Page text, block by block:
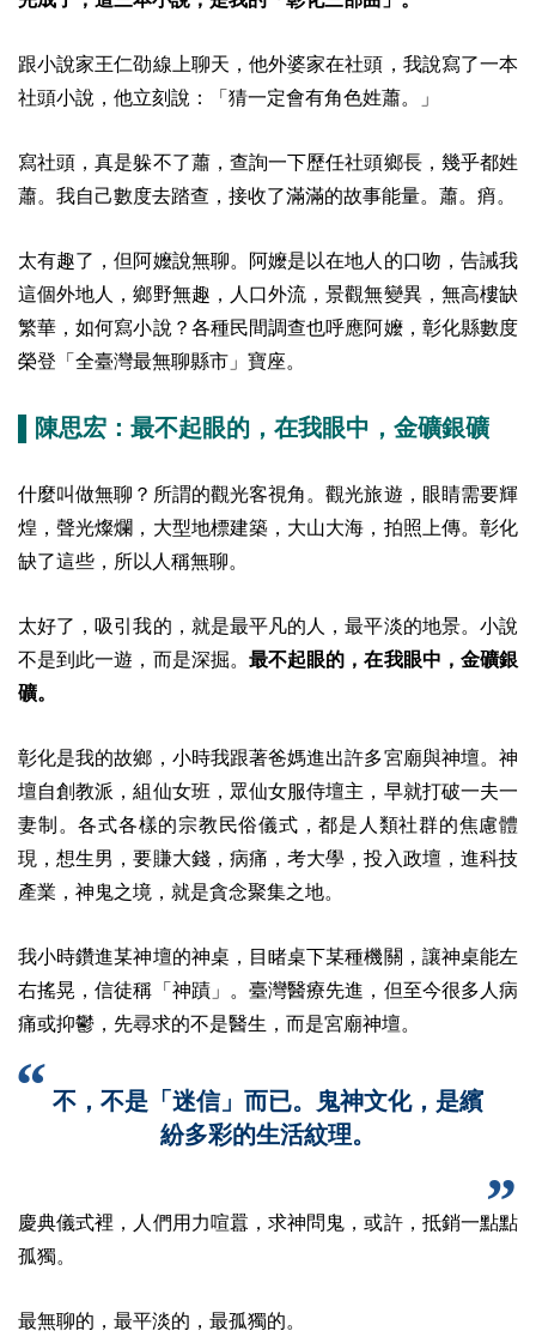
跟小說家王仁劭線上聊天，他外婆家在社頭，我說寫了一本
社頭小說，他立刻說：「猜一定會有角色姓蕭。」
寫社頭，真是躲不了蕭，查詢一下歷任社頭鄉長，幾乎都姓
蕭。我自己數度去踏查，接收了滿滿的故事能量。蕭。痟。
太有趣了，但阿嬤說無聊。阿嬤是以在地人的口吻，告誡我
這個外地人，鄉野無趣，人口外流，景觀無變異，無高樓缺
繁華，如何寫小說？各種民間調查也呼應阿嬤，彰化縣數度
榮登「全臺灣最無聊縣市」寶座。
▌陳思宏：最不起眼的，在我眼中，金礦銀礦
什麼叫做無聊？所謂的觀光客視角。觀光旅遊，眼睛需要輝
煌，聲光燦爛，大型地標建築，大山大海，拍照上傳。彰化
缺了這些，所以人稱無聊。
太好了，吸引我的，就是最平凡的人，最平淡的地景。小說
不是到此一遊，而是深掘。 最不起眼的，在我眼中，金礦銀
礦。
彰化是我的故鄉，小時我跟著爸媽進出許多宮廟與神壇。神
壇自創教派，組仙女班，眾仙女服侍壇主，早就打破一夫一
妻制。各式各樣的宗教民俗儀式，都是人類社群的焦慮體
現，想生男，要賺大錢，病痛，考大學，投入政壇，進科技
產業，神鬼之境，就是貪念聚集之地。
我小時鑽進某神壇的神桌，目睹桌下某種機關，讓神桌能左
右搖晃，信徒稱「神蹟」。臺灣醫療先進，但至今很多人病
痛或抑鬱，先尋求的不是醫生，而是宮廟神壇。
不，不是「迷信」而已。鬼神文化，是繽
紛多彩的生活紋理。
慶典儀式裡，人們用力喧囂，求神問鬼，或許，抵銷一點點
孤獨。
最無聊的，最平淡的，最孤獨的。